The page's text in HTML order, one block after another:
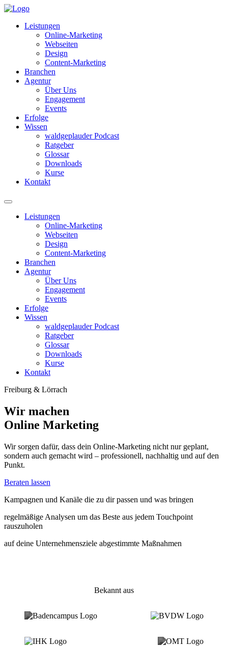
Leistungen
Online-Marketing
Webseiten
Design
Content-Marketing
Branchen
Agentur
Über Uns
Engagement
Events
Erfolge
Wissen
waldgeplauder Podcast
Ratgeber
Glossar
Downloads
Kurse
Kontakt
Leistungen
Online-Marketing
Webseiten
Design
Content-Marketing
Branchen
Agentur
Über Uns
Engagement
Events
Erfolge
Wissen
waldgeplauder Podcast
Ratgeber
Glossar
Downloads
Kurse
Kontakt
Freiburg & Lörrach
Wir machen
Online Marketing
Wir sorgen dafür, dass dein Online-Marketing nicht nur geplant,
sondern auch gemacht wird – professionell, nachhaltig und auf den
Punkt.
Beraten lassen
Kampagnen und Kanäle die zu dir passen und was bringen
regelmäßige Analysen um das Beste aus jedem Touchpoint
rauszuholen
auf deine Unternehmensziele abgestimmte Maßnahmen
Bekannt aus